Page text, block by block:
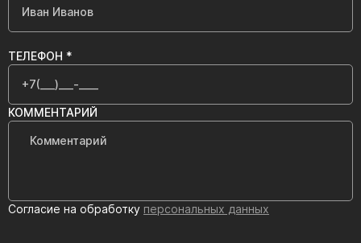
ТЕЛЕФОН *
КОММЕНТАРИЙ
Согласие на обработку персональных данных